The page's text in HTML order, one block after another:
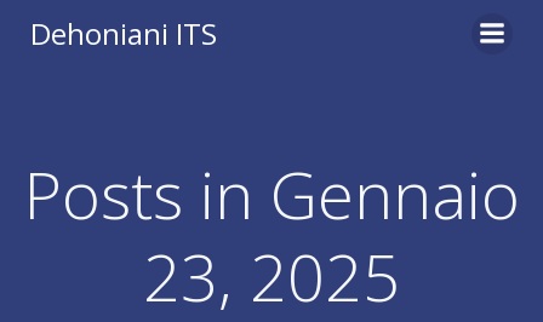
Dehoniani ITS
Posts in Gennaio
23, 2025